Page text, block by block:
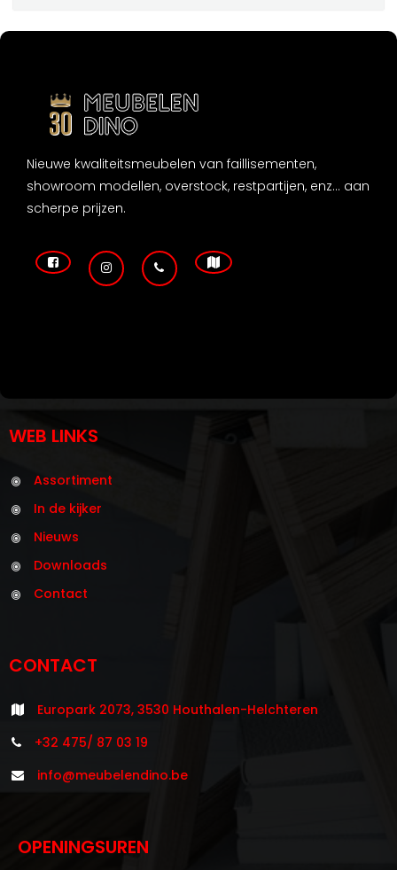
Nieuwe kwaliteitsmeubelen van faillisementen,
showroom modellen, overstock, restpartijen, enz... aan
scherpe prijzen.
WEB LINKS
Assortiment
In de kijker
Nieuws
Downloads
Contact
CONTACT
Europark 2073, 3530 Houthalen-Helchteren
+32 475/ 87 03 19
info@meubelendino.be
OPENINGSUREN